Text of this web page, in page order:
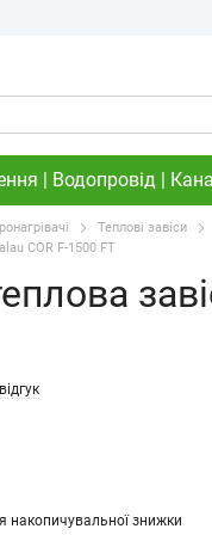
| Водопровід |
Теплові завіси
COR F-1500 FT
накопичувальної знижки